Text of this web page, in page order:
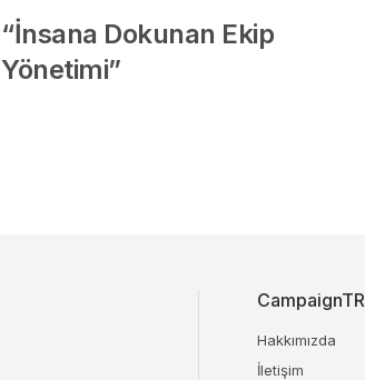
“İnsana Dokunan Ekip
Yönetimi”
CampaignTR
Hakkımızda
İletişim